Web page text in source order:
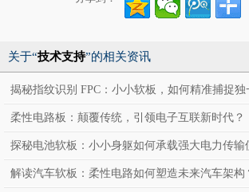
关于“技术支持”的相关资讯
揭秘指纹识别 FPC：小小软板，如何精准捕捉独
柔性电路板：颠覆传统，引领电子互联新时代？
探秘电池软板：小小身躯如何承载强大电力传输
解读汽车软板：柔性电路如何塑造未来汽车架构